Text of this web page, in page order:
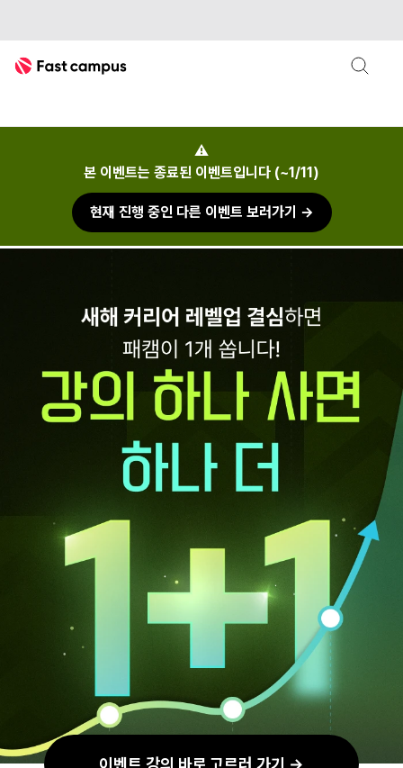
Fast Campus
⚠
본 이벤트는 종료된 이벤트입니다 (~1/11)
현재 진행 중인 다른 이벤트 보러가기 →
이벤트 강의 바로 고르러 가기 →